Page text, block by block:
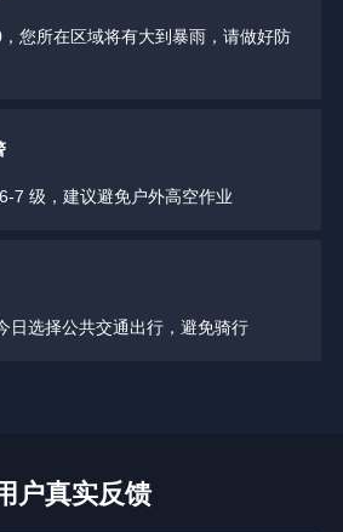
您所在区域将有大到暴雨，请做好防
7 级，建议避免户外高空作业
日选择公共交通出行，避免骑行
户真实反馈